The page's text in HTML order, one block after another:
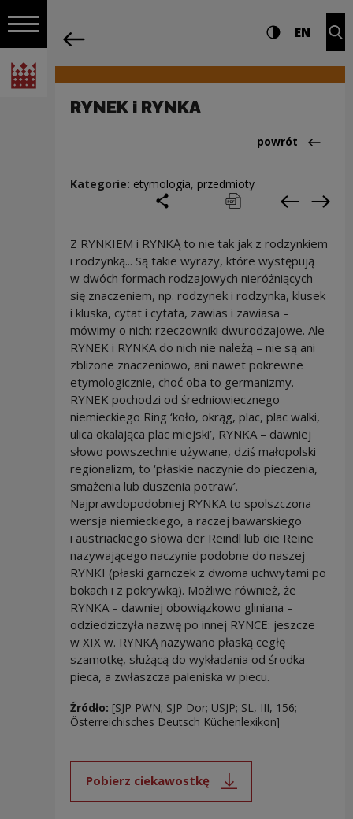
Włącz nawigację
Narodowe Centrum Kultury
Nawigacja Ustawienia i Wysoki
EN
RYNEK i RYNKA
Powrót
powrót
Kategorie: etymologia, przedmioty
podziel się
drukuj pobierz
Z RYNKIEM i RYNKĄ to nie tak jak z rodzynkiem
i rodzynką... Są takie wyrazy, które występują
w dwóch formach rodzajowych nieróżniących
się znaczeniem, np. rodzynek i rodzynka, klusek
i kluska, cytat i cytata, zawias i zawiasa –
mówimy o nich: rzeczowniki dwurodzajowe. Ale
RYNEK i RYNKA do nich nie należą – nie są ani
zbliżone znaczeniowo, ani nawet pokrewne
etymologicznie, choć oba to germanizmy.
RYNEK pochodzi od średniowiecznego
niemieckiego Ring ‘koło, okrąg, plac, plac walki,
ulica okalająca plac miejski’, RYNKA – dawniej
słowo powszechnie używane, dziś małopolski
regionalizm, to ‘płaskie naczynie do pieczenia,
smażenia lub duszenia potraw’.
Najprawdopodobniej RYNKA to spolszczona
wersja niemieckiego, a raczej bawarskiego
i austriackiego słowa der Reindl lub die Reine
nazywającego naczynie podobne do naszej
RYNKI (płaski garnczek z dwoma uchwytami po
bokach i z pokrywką). Możliwe również, że
RYNKA – dawniej obowiązkowo gliniana –
odziedziczyła nazwę po innej RYNCE: jeszcze
w XIX w. RYNKĄ nazywano płaską cegłę
szamotkę, służącą do wykładania od środka
pieca, a zwłaszcza paleniska w piecu.
Źródło: [SJP PWN; SJP Dor; USJP; SL, III, 156;
Österreichisches Deutsch Küchenlexikon]
Pobierz ciekawostkę
Uwaga, link zostanie otwarty